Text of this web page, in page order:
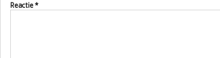
Reactie*